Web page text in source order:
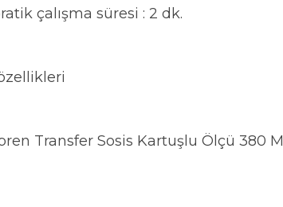
çalışma süresi : 2 dk.
Transfer Sosis Kartuşlu Ölçü 380 Ml